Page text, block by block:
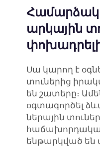
արկային
Սա կարող է
տուներից
են շատերը։
օգտագործել
ներային
ենթարկված են